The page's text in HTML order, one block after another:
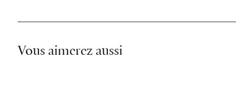
Vous aimerez aussi